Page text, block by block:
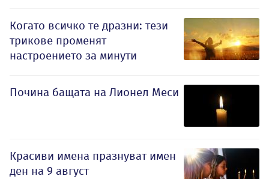
Когато всичко те дразни: тези
трикове променят
настроението за минути
Почина бащата на Лионел Меси
Красиви имена празнуват имен
ден на 9 август